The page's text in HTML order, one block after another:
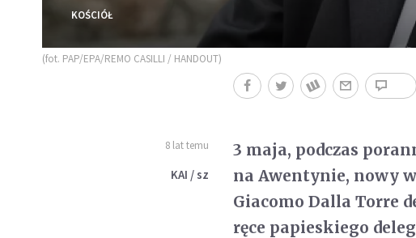
KOŚCIÓŁ
(fot. PAP/EPA/REMO CASILLI / HANDOUT)
8 lat temu
KAI / sz
3 maja, podczas
na Awentynie, nowy
Giacomo Dalla Torre
ręce papieskiego